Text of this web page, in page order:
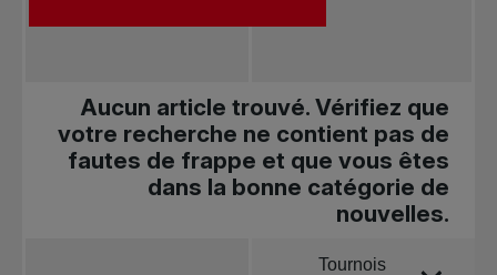
Aucun article trouvé. Vérifiez que
votre recherche ne contient pas de
fautes de frappe et que vous êtes
dans la bonne catégorie de
nouvelles.
Tournois